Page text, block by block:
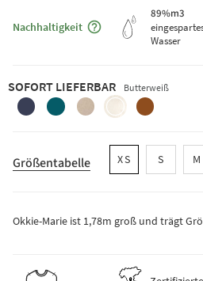
Nachhaltigkeit
Maggiori informazioni
89%m3
Wasser
SOFORT LIEFERBAR Butterweiß
brombeerblau
smaragdgrun
sandbeigebutterweisskupferbraun
Größentabelle XS S M
Okkie-Marie ist 1,78m groß und trägt